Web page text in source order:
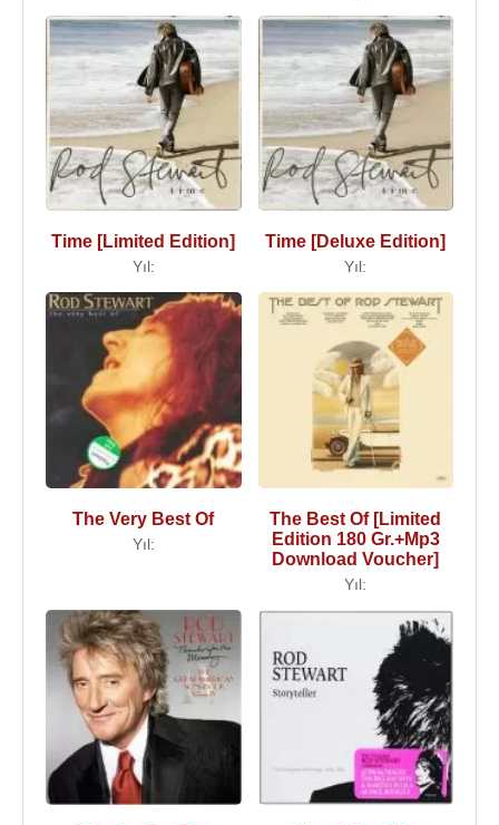
Time [Limited Edition]
Yıl:
Time [Deluxe Edition]
Yıl:
The Very Best Of
Yıl:
The Best Of [Limited
Edition 180 Gr.+Mp3
Download Voucher]
Yıl: